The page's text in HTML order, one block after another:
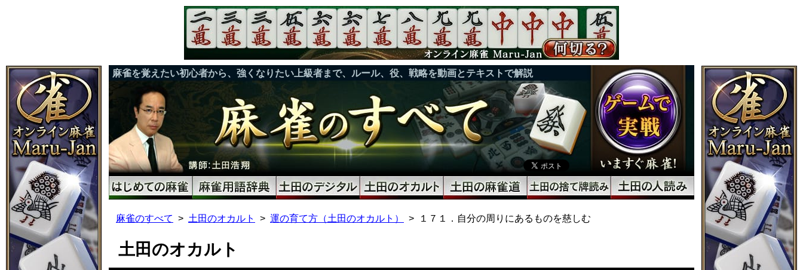
麻雀を覚えたい初心者から、強くなりたい上級者まで、ルール、役、戦略を動画とテキストで解説
麻雀のすべて 土田のオカルト 運の育て方（土田のオカルト） １７１．自分の周りにあるものを慈しむ
土田のオカルト